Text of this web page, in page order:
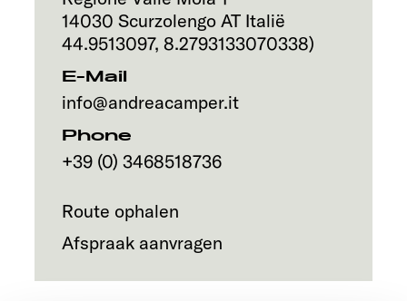
14030 Scurzolengo AT Italië
44.9513097, 8.2793133070338)
E-Mail
info@andreacamper.it
Phone
+39 (0) 3468518736
Route ophalen
Afspraak aanvragen